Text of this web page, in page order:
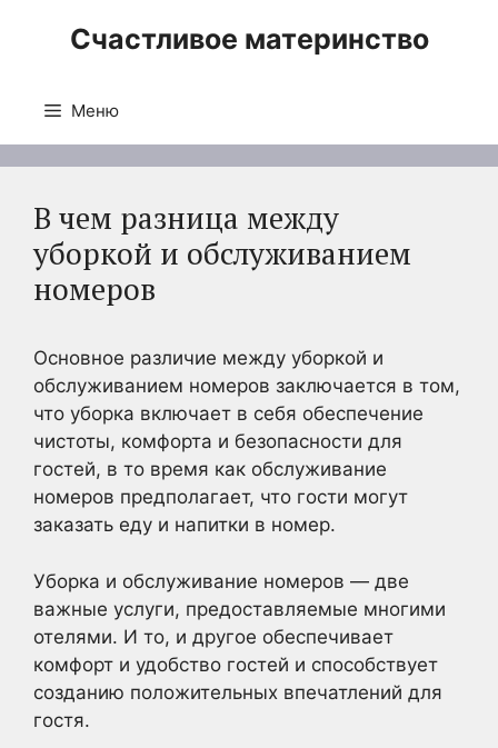
Счастливое материнство
Меню
В чем разница между
уборкой и обслуживанием
номеров
Основное различие между уборкой и
обслуживанием номеров заключается в том,
что уборка включает в себя обеспечение
чистоты, комфорта и безопасности для
гостей, в то время как обслуживание
номеров предполагает, что гости могут
заказать еду и напитки в номер.
Уборка и обслуживание номеров — две
важные услуги, предоставляемые многими
отелями. И то, и другое обеспечивает
комфорт и удобство гостей и способствует
созданию положительных впечатлений для
гостя.